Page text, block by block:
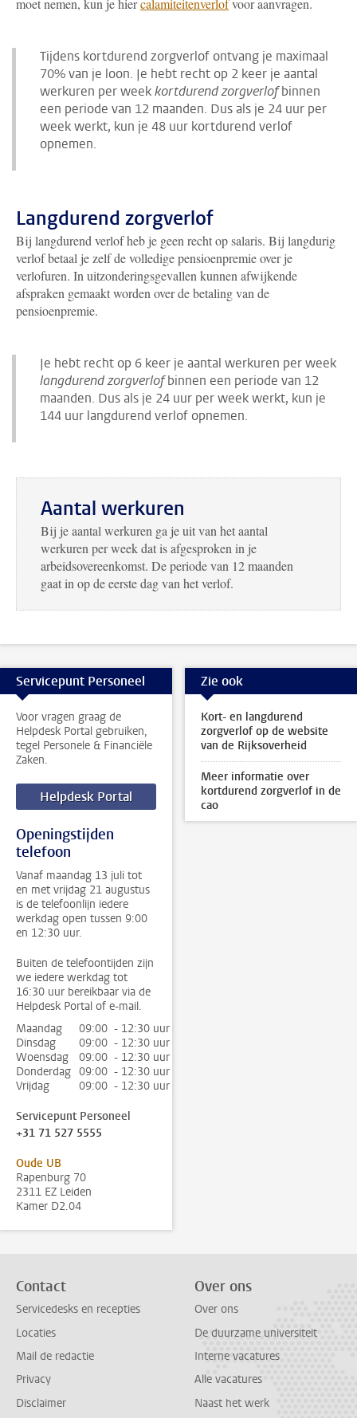
moet nemen, kun je hiercalamiteitenverlofvoor aanvragen.
Tijdens kortdurend zorgverlof ontvang je maximaal
70% van je loon. Je hebt recht op 2 keer je aantal
werkuren per weekkortdurend zorgverlofbinnen
een periode van 12 maanden. Dus als je 24 uur per
week werkt, kun je 48 uur kortdurend verlof
opnemen.
Langdurend zorgverlof
Bij langdurend verlof heb je geen recht op salaris. Bij langdurig
verlof betaal je zelf de volledige pensioenpremie over je
verlofuren. In uitzonderingsgevallen kunnen afwijkende
afspraken gemaakt worden over de betaling van de
pensioenpremie.
Je hebt recht op 6 keer je aantal werkuren per week
langdurend zorgverlofbinnen een periode van 12
maanden. Dus als je 24 uur per week werkt, kun je
144 uur langdurend verlof opnemen.
Aantal werkuren
Bij je aantal werkuren ga je uit van het aantal
werkuren per week dat is afgesproken in je
arbeidsovereenkomst. De periode van 12 maanden
gaat in op de eerste dag van het verlof.
Servicepunt Personeel
Voor vragen graag de
Helpdesk Portal gebruiken,
tegel Personele & Financiële
Zaken.
Helpdesk Portal
Openingstijden
telefoon
Vanaf maandag 13 juli tot
en met vrijdag 21 augustus
is de telefoonlijn iedere
werkdag open tussen 9:00
en 12:30 uur.
Buiten de telefoontijden zijn
we iedere werkdag tot
16:30 uur bereikbaar via de
Helpdesk Portal of e-mail.
Maandag
09:00 - 12:30 uur
Dinsdag
09:00 - 12:30 uur
Woensdag
09:00 - 12:30 uur
Donderdag 09:00 - 12:30 uur
Vrijdag
09:00 - 12:30 uur
Servicepunt Personeel
+31 71 527 5555
Oude UB
Rapenburg 70
2311 EZ Leiden
Kamer D2.04
Zie ook
Kort- en langdurend
zorgverlof op de website
van de Rijksoverheid
Meer informatie over
kortdurend zorgverlof in de
cao
Contact
Servicedesks en recepties
Locaties
Mail de redactie
Privacy
Disclaimer
Over ons
Over ons
De duurzame universiteit
Interne vacatures
Alle vacatures
Naast het werk